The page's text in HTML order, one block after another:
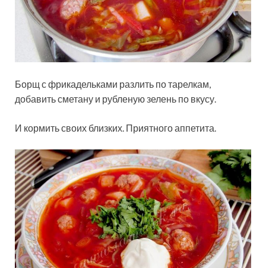
Борщ с фрикадельками разлить по тарелкам,
добавить сметану и рубленую зелень по вкусу.
И кормить своих близких. Приятного аппетита.